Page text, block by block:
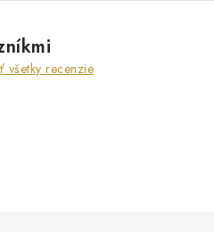
všetky recenzie